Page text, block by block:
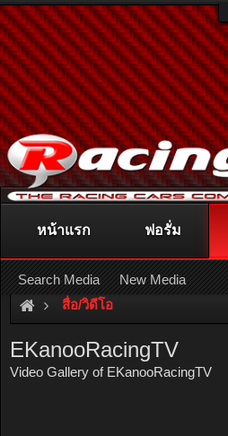
ติดต่อลงโฆษณา
หรืออ่านรายละเอียดเ
สื่อ/วิดีโอ
EKanooRacingTV
Video Gallery of EKanooRacingTV
หน้าแรก ฟอรั่ม
Search Media New Media